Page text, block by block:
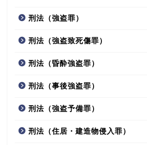
刑法（強盗罪）
刑法（強盗致死傷罪）
刑法（昏酔強盗罪）
刑法（事後強盗罪）
刑法（強盗予備罪）
刑法（住居・建造物侵入罪）